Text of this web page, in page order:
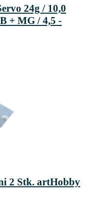
24g / 10,0
+ MG / 4,5 -
2 Stk. artHobby